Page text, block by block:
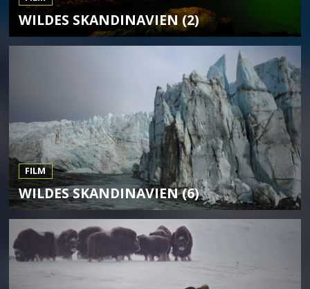
WILDES SKANDINAVIEN (2)
FILM
WILDES SKANDINAVIEN (6)